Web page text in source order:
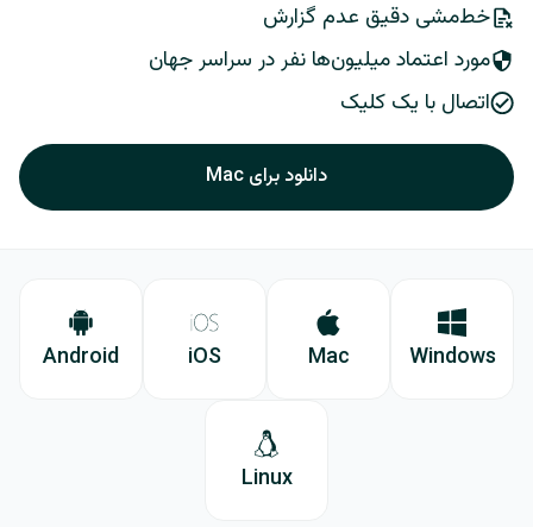
خط‌مشی دقیق عدم گزارش
مورد اعتماد میلیون‌ها نفر در سراسر جهان
اتصال با یک کلیک
دانلود برای Mac
Windows
Mac
iOS
Android
Linux